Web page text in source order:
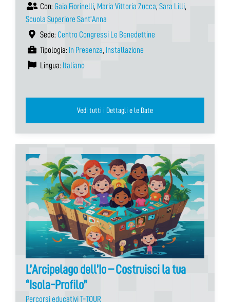
Con: Gaia Fiorinelli, Maria Vittoria Zucca, Sara Lilli,
Scuola Superiore Sant'Anna
Sede: Centro Congressi Le Benedettine
Tipologia: In Presenza, Installazione
Lingua: Italiano
Vedi tutti i Dettagli e le Date
L’Arcipelago dell’Io – Costruisci la tua
“Isola-Profilo”
Percorsi educativi T-TOUR